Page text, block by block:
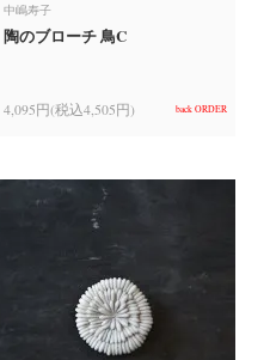
中嶋寿子
陶のブローチ 鳥C
4,095円(税込4,505円) back ORDER